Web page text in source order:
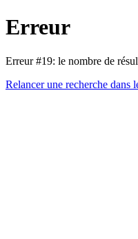
Erreur
Erreur #19: le nombre de
Relancer une recherche dans